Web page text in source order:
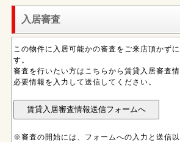
入居審査
この物件に入居可能かの審査をご来店頂かず
す。
審査を行いたい方はこちらから賃貸入居審査
必要情報を入力して送信してください。
※審査の開始には、フォームへの入力と送信